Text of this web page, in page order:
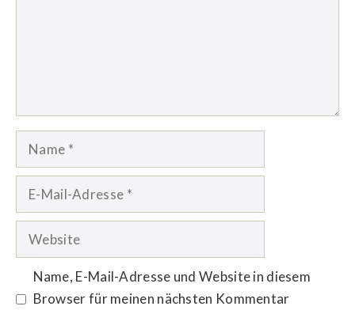
Name
Website
Name, E-Mail-Adresse und Website in diesem
Browser für meinen nächsten Kommentar